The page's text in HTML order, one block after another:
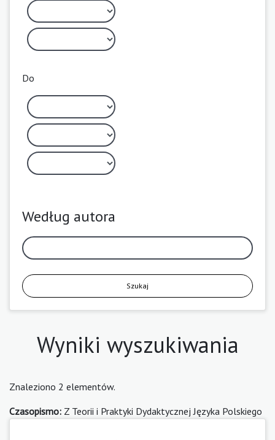
Do
Według autora
Szukaj
Wyniki wyszukiwania
Znaleziono 2 elementów.
Czasopismo: Z Teorii i Praktyki Dydaktycznej Języka Polskiego